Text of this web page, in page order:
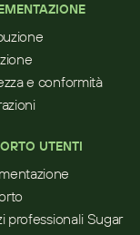
e conformità
UTENTI
professionali Sugar